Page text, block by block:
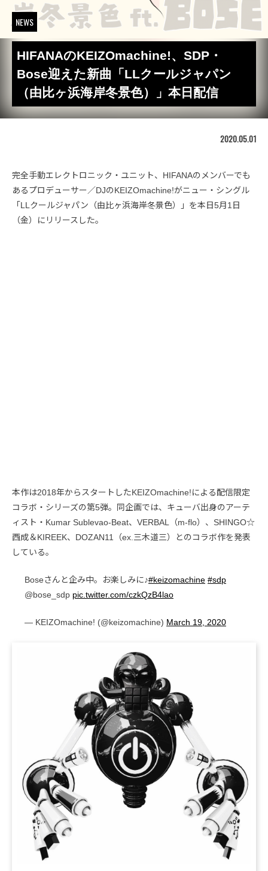
NEWS
HIFANAのKEIZOmachine!、SDP・
Bose迎えた新曲「LLクールジャパン
（由比ヶ浜海岸冬景色）」本日配信
2020.05.01
完全手動エレクトロニック・ユニット、HIFANAのメンバーでも
あるプロデューサー／DJのKEIZOmachine!がニュー・シングル
「LLクールジャパン（由比ヶ浜海岸冬景色）」を本日5月1日
（金）にリリースした。
本作は2018年からスタートしたKEIZOmachine!による配信限定
コラボ・シリーズの第5弾。同企画では、キューバ出身のアーテ
ィスト・Kumar Sublevao-Beat、VERBAL（m-flo）、SHINGO☆
西成＆KIREEK、DOZAN11（ex.三木道三）とのコラボ作を発表
している。
Boseさんと企み中。お楽しみに♪#keizomachine #sdp
@bose_sdp pic.twitter.com/czkQzB4lao
— KEIZOmachine! (@keizomachine) March 19, 2020